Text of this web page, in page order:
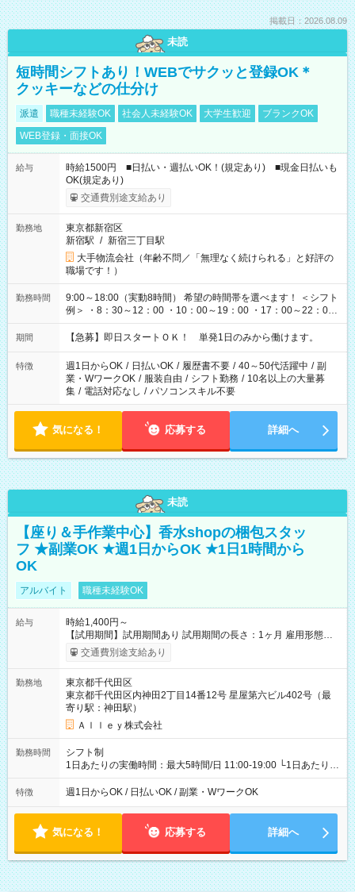
掲載日：2026.08.09
未読
短時間シフトあり！WEBでサクッと登録OK＊
クッキーなどの仕分け
派遣 職種未経験OK 社会人未経験OK 大学生歓迎
ブランクOK
WEB登録・面接OK
給与
時給1500円 ■日払い・週払いOK！(規定あり) ■現金日払いも
OK(規定あり)
交通費別途支給あり
勤務地
東京都新宿区
新宿駅 / 新宿三丁目駅
大手物流会社（年齢不問／「無理なく続けられる」と好評の
職場です！）
勤務時間
9:00～18:00（実動8時間） 希望の時間帯を選べます！ ＜シフト
例＞ ・8：30～12：00 ・10：00～19：00 ・17：00～22：00
・13：00～22：00 ・22：00～翌6：00 など
期間 【急募】即日スタートＯＫ！ 単発1日のみから働けます。
特徴 週1日からOK / 日払いOK / 履歴書不要 / 40～50代活躍中 / 副
業・WワークOK / 服装自由 / シフト勤務 / 10名以上の大量募
集 / 電話対応なし / パソコンスキル不要
気になる！ 応募する 詳細へ
未読
【座り＆手作業中心】香水shopの梱包スタッ
フ ★副業OK ★週1日からOK ★1日1時間から
OK
アルバイト 職種未経験OK
給与
時給1,400円～
【試用期間】試用期間あり 試用期間の長さ：1ヶ月 雇用形態、
給与は本採用時と同じです。
交通費別途支給あり
勤務地
東京都千代田区
東京都千代田区内神田2丁目14番12号 星屋第六ビル402号（最
寄り駅：神田駅）
Ａｌｌｅｙ株式会社
勤務時間
シフト制
1日あたりの実働時間：最大5時間/日 11:00-19:00 └1日あたりの
実働時間：1-5時間 └上記の時間帯内であれば、いつでも勤務可
能！ └平日・土曜日の中で、お好きな曜日でご勤務いただけま
18:00 などのように、自由な働き方が可能なお仕事です！
特徴 週1日からOK / 日払いOK / 副業・WワークOK
気になる！ 応募する 詳細へ